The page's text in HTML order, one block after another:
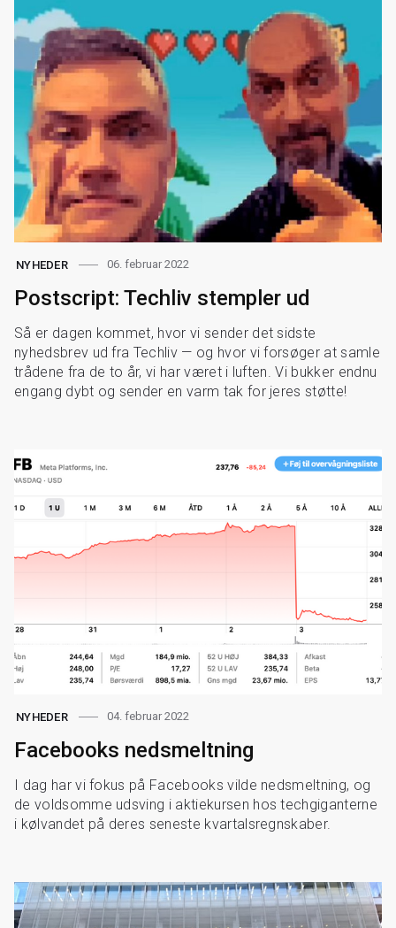
NYHEDER 06. februar 2022
Postscript: Techliv stempler ud
Så er dagen kommet, hvor vi sender det sidste
nyhedsbrev ud fra Techliv — og hvor vi forsøger at samle
trådene fra de to år, vi har været i luften. Vi bukker endnu
engang dybt og sender en varm tak for jeres støtte!
NYHEDER 04. februar 2022
Facebooks nedsmeltning
I dag har vi fokus på Facebooks vilde nedsmeltning, og
de voldsomme udsving i aktiekursen hos techgiganterne
i kølvandet på deres seneste kvartalsregnskaber.